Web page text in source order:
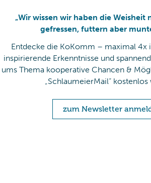
„Wir wissen wir haben die
gefressen, futtern aber
Entdecke die KoKomm – maximal 4x
inspirierende Erkenntnisse und
ums Thema kooperative Chancen &
„SchlaumeierMail“ kostenlos
zum Newsletter